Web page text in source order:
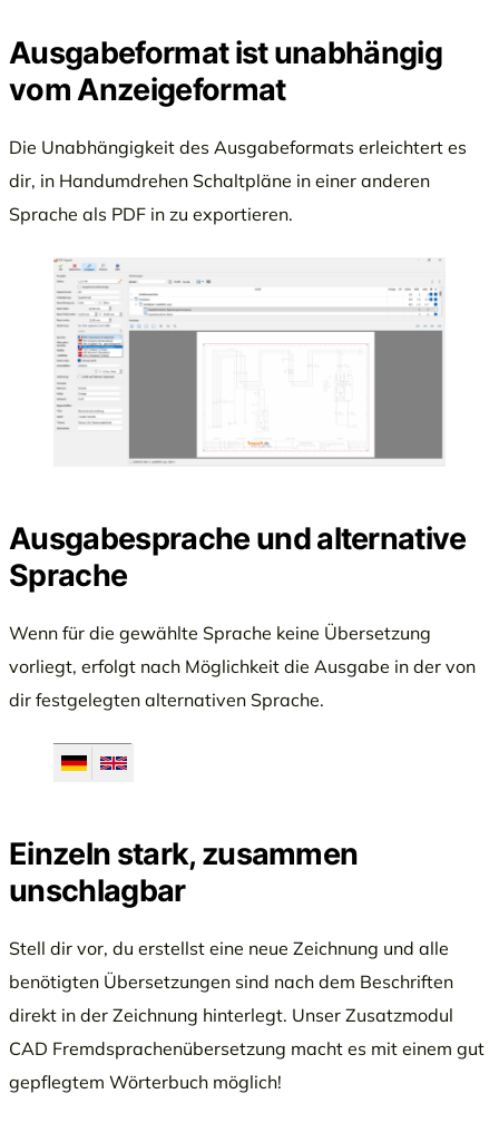
Ausgabeformat ist unabhängig
vom Anzeigeformat
Die Unabhängigkeit des Ausgabeformats erleichtert es
dir, in Handumdrehen Schaltpläne in einer anderen
Sprache als PDF in zu exportieren.
Ausgabesprache und alternative
Sprache
Wenn für die gewählte Sprache keine Übersetzung
vorliegt, erfolgt nach Möglichkeit die Ausgabe in der von
dir festgelegten alternativen Sprache.
Einzeln stark, zusammen
unschlagbar
Stell dir vor, du erstellst eine neue Zeichnung und alle
benötigten Übersetzungen sind nach dem Beschriften
direkt in der Zeichnung hinterlegt. Unser Zusatzmodul
CAD Fremdsprachenübersetzung macht es mit einem gut
gepflegtem Wörterbuch möglich!